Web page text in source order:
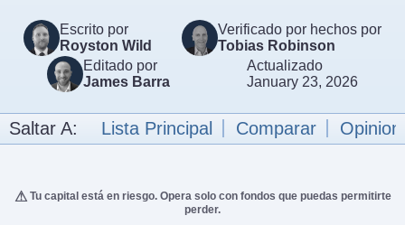
Escrito por
Royston Wild
Verificado por hechos por
Tobias Robinson
Editado por
James Barra
Actualizado
January 23, 2026
Saltar A: Lista Principal Comparar
Tu capital está en riesgo. Opera solo con fondos que puedas permitirte
perder.